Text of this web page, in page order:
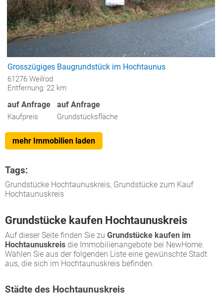
Grosszügiges Baugrundstück im Hochtaunus
61276 Weilrod
Entfernung: 22 km
auf Anfrage
Kaufpreis
auf Anfrage
Grundstücksfläche
mehr Immobilien laden
Tags:
Grundstücke Hochtaunuskreis, Grundstücke zum Kauf
Hochtaunuskreis
Grundstücke kaufen Hochtaunuskreis
Auf dieser Seite finden Sie zu Grundstücke kaufen im
Hochtaunuskreis die Immobilienangebote bei NewHome.
Wählen Sie aus der folgenden Liste eine gewünschte Stadt
aus, die sich im Hochtaunuskreis befinden.
Städte des Hochtaunuskreis